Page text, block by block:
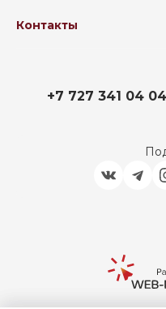
Контакты
+7 727 341 04 04